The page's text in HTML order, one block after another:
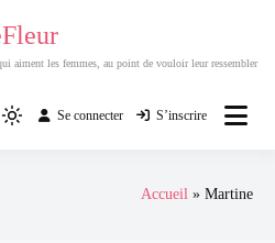
aiment les femmes, au point de vouloir leur ressembler
Light
Se connecter S’inscrire
Accueil Martine